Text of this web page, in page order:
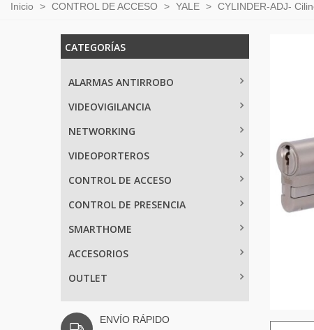
Inicio > CONTROL DE ACCESO > YALE > CYLINDER-ADJ-
CATEGORÍAS
ALARMAS ANTIRROBO
VIDEOVIGILANCIA
NETWORKING
VIDEOPORTEROS
CONTROL DE ACCESO
CONTROL DE PRESENCIA
SMARTHOME
ACCESORIOS
OUTLET
ENVÍO RÁPIDO